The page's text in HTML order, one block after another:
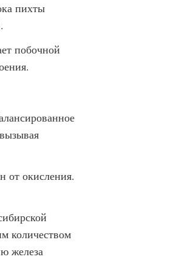
пихты
побочной
от окисления.
количеством
железа